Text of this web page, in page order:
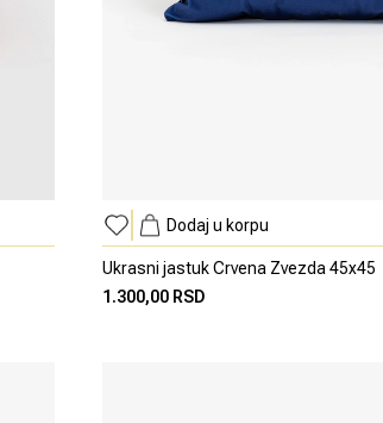
Dodaj u korpu
Ukrasni jastuk Crvena Zvezda 45x45
1.300,00 RSD